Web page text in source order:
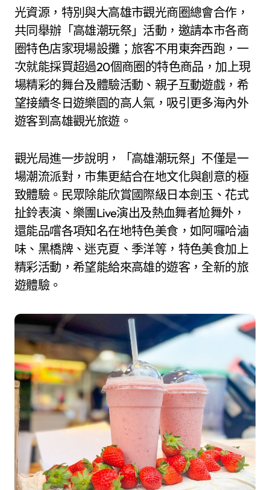
光資源，特別與大高雄市觀光商圈總會合作，
共同舉辦「高雄潮玩祭」活動，邀請本市各商
圈特色店家現場設攤；旅客不用東奔西跑，一
次就能採買超過20個商圈的特色商品，加上現
場精彩的舞台及體驗活動、親子互動遊戲，希
望接續冬日遊樂園的高人氣，吸引更多海內外
遊客到高雄觀光旅遊。
觀光局進一步說明，「高雄潮玩祭」不僅是一
場潮流派對，市集更結合在地文化與創意的極
致體驗。民眾除能欣賞國際級日本劍玉、花式
扯鈴表演、樂團Live演出及熱血舞者尬舞外，
還能品嚐各項知名在地特色美食，如阿囉哈滷
味、黑橋牌、迷克夏、季洋等，特色美食加上
精彩活動，希望能給來高雄的遊客，全新的旅
遊體驗。